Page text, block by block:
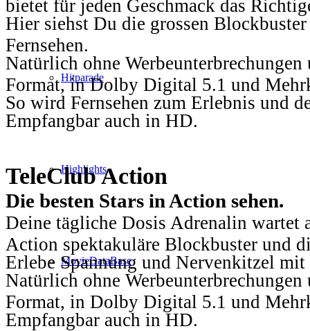
Hitparade
Highlights
MovieDataBase
bietet für jeden Geschmack das
Hier siehst Du die grossen
Fernsehen.
Natürlich ohne
Format, in Dolby Digital 5.1 und
So wird Fernsehen zum Erlebnis und
Empfangbar auch in HD.
TeleClub Action
Die besten Stars in Action sehen.
Deine tägliche Dosis Adrenalin wartet
Action spektakuläre Blockbuster und
Erlebe Spannung und Nervenkitzel
Natürlich ohne
Format, in Dolby Digital 5.1 und
Empfangbar auch in HD.